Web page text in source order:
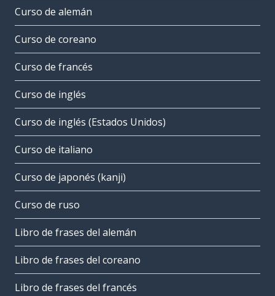
Curso de alemán
Curso de coreano
Curso de francés
Curso de inglés
Curso de inglés (Estados Unidos)
Curso de italiano
Curso de japonés (kanji)
Curso de ruso
Libro de frases del alemán
Libro de frases del coreano
Libro de frases del francés